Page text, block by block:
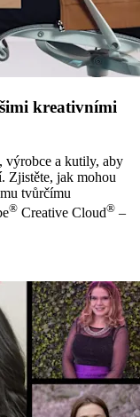
kreativními
výrobce a kutily, aby
Zjistěte, jak mohou
tvůrčímu
® Creative Cloud® –